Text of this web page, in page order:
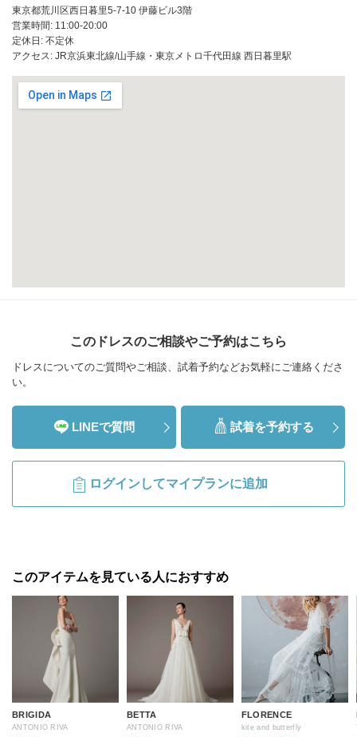
東京都荒川区西日暮里5-7-10 伊藤ビル3階
営業時間: 11:00‐20:00
定休日: 不定休
アクセス: JR京浜東北線/山手線・東京メトロ千代田線 西日暮里駅
このドレスのご相談やご予約はこちら
ドレスについてのご質問やご相談、試着予約などお気軽にご連絡くださ
い。
LINEで質問 試着を予約する
ログインしてマイプランに追加
このアイテムを見ている人におすすめ
BRIGIDA
ANTONIO RIVA
BETTA
ANTONIO RIVA
FLORENCE
kite and butterfly